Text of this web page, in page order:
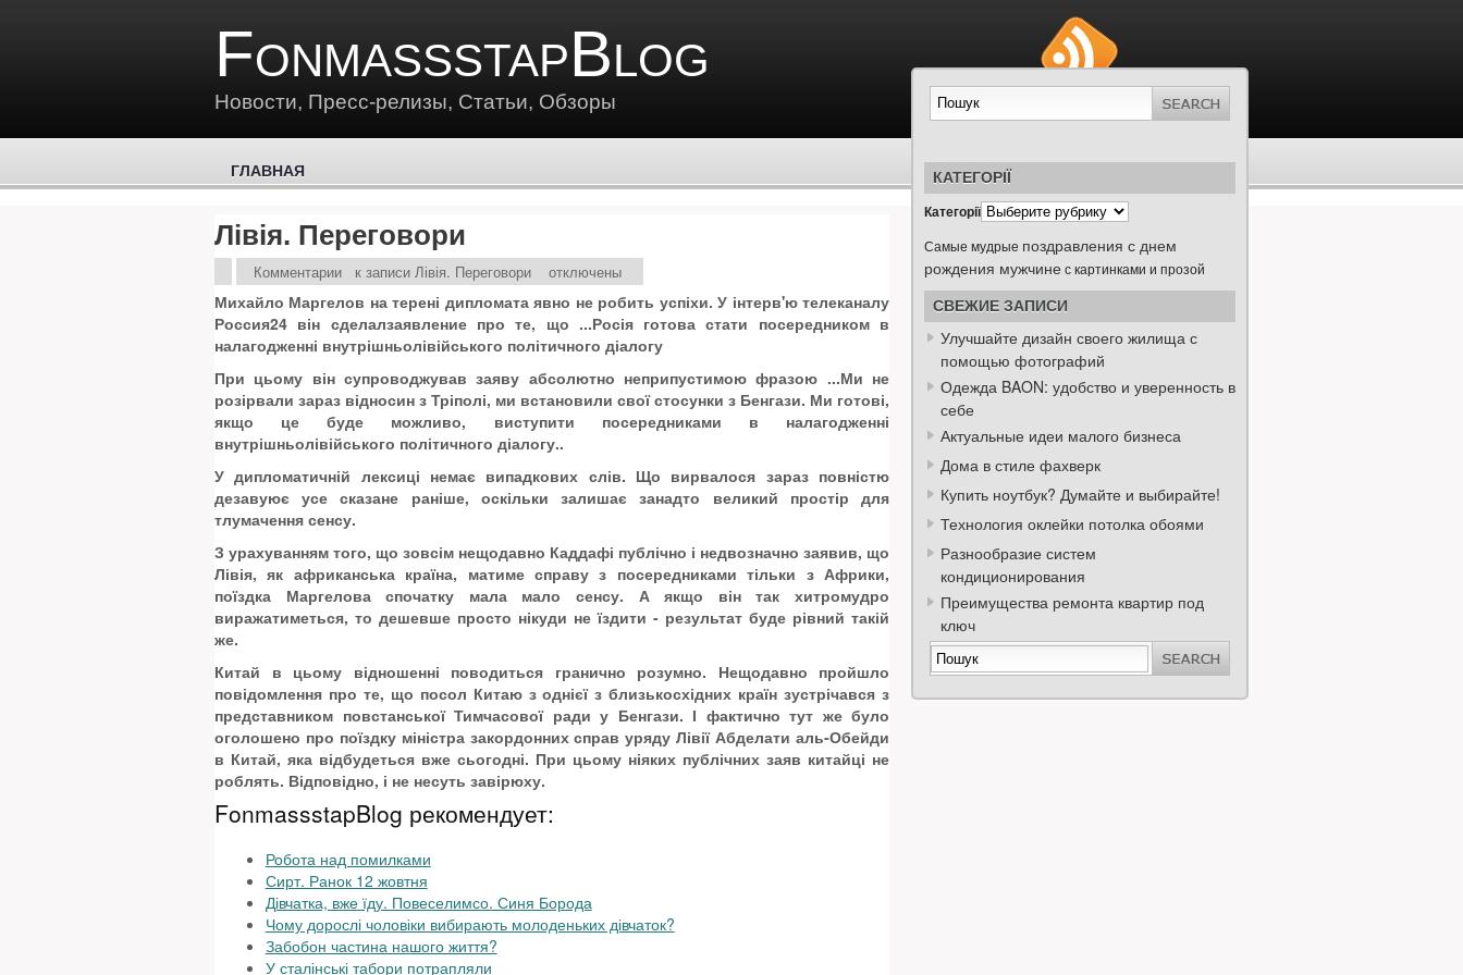
FonmassstapBlog
Новости, Пресс-релизы, Статьи, Обзоры
ГЛАВНАЯ
Лівія. Переговори
Комментарии к записи Лівія. Переговори отключены
Михайло Маргелов на терені дипломата явно не робить успіхи. У інтерв'ю телеканалу
Россия24 він сделалзаявление про те, що ...Росія готова стати посередником в
налагодженні внутрішньолівійського політичного діалогу
При цьому він супроводжував заяву абсолютно неприпустимою фразою ...Ми не
розірвали зараз відносин з Тріполі, ми встановили свої стосунки з Бенгази. Ми готові,
якщо це буде можливо, виступити посередниками в налагодженні
внутрішньолівійського політичного діалогу..
У дипломатичній лексиці немає випадкових слів. Що вирвалося зараз повністю
дезавуює усе сказане раніше, оскільки залишає занадто великий простір для
тлумачення сенсу.
З урахуванням того, що зовсім нещодавно Каддафі публічно і недвозначно заявив, що
Лівія, як африканська країна, матиме справу з посередниками тільки з Африки,
поїздка Маргелова спочатку мала мало сенсу. А якщо він так хитромудро
виражатиметься, то дешевше просто нікуди не їздити - результат буде рівний такій
же.
Китай в цьому відношенні поводиться гранично розумно. Нещодавно пройшло
повідомлення про те, що посол Китаю з однієї з близькосхідних країн зустрічався з
представником повстанської Тимчасової ради у Бенгази. І фактично тут же було
оголошено про поїздку міністра закордонних справ уряду Лівії Абделати аль-Обейди
в Китай, яка відбудеться вже сьогодні. При цьому ніяких публічних заяв китайці не
роблять. Відповідно, і не несуть завірюху.
FonmassstapBlog рекомендует:
Робота над помилками
Сирт. Ранок 12 жовтня
Дівчатка, вже їду. Повеселимсо. Синя Борода
Чому дорослі чоловіки вибирають молоденьких дівчаток?
Забобон частина нашого життя?
У сталінські табори потрапляли
КАТЕГОРІЇ
Категорії
Самые мудрые поздравления с днем
рождения мужчине с картинками и прозой
СВЕЖИЕ ЗАПИСИ
Улучшайте дизайн своего жилища с
помощью фотографий
Одежда BAON: удобство и уверенность в
себе
Актуальные идеи малого бизнеса
Дома в стиле фахверк
Купить ноутбук? Думайте и выбирайте!
Технология оклейки потолка обоями
Разнообразие систем
кондиционирования
Преимущества ремонта квартир под
ключ